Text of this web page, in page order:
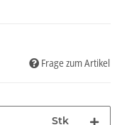
Frage zum Artikel
Stk